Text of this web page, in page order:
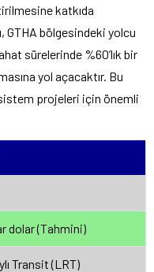
katkıda
GTHA bölgesindeki yolcu
sürelerinde %60’lık bir
yol açacaktır. Bu
projeleri için önemli
dolar (Tahmini)
Transit (LRT)